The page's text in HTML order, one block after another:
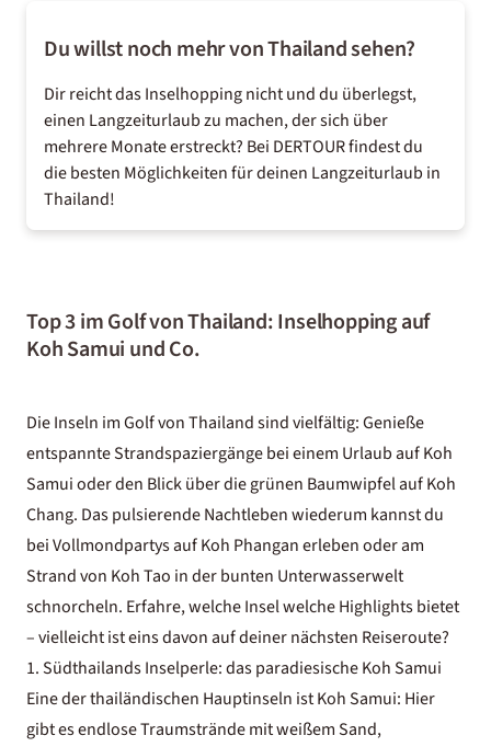
Du willst noch mehr von Thailand sehen?
Dir reicht das Inselhopping nicht und du überlegst,
einen Langzeiturlaubzu machen, der sich über
mehrere Monate erstreckt? Bei DERTOUR findest du
die besten Möglichkeiten für deinen Langzeiturlaub in
Thailand!
Top 3 im Golf von Thailand: Inselhopping auf
Koh Samui und Co.
Die Inseln im Golf von Thailand sind vielfältig: Genieße
entspannte Strandspaziergänge bei einem Urlaub auf Koh
Samuioder den Blick über die grünen Baumwipfel auf Koh
Chang. Das pulsierende Nachtleben wiederum kannst du
bei Vollmondpartys auf Koh Phangan erleben oder am
Strand von Koh Tao in der bunten Unterwasserwelt
schnorcheln. Erfahre, welche Insel welche Highlights bietet
– vielleicht ist eins davon auf deiner nächsten Reiseroute?
1. Südthailands Inselperle: das paradiesische Koh Samui
Eine der thailändischen Hauptinseln ist Koh Samui: Hier
gibt es endlose Traumstrände mit weißem Sand,